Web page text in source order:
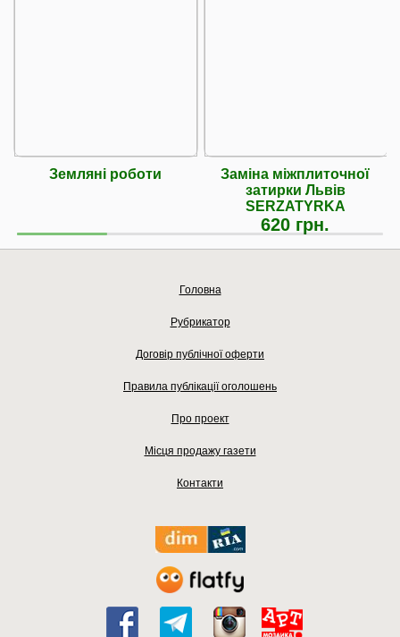
Земляні роботи
Заміна міжплиточної
затирки Львів
SERZATYRKA
620 грн.
Головна
Рубрикатор
Договір публічної оферти
Правила публікації оголошень
Про проект
Місця продажу газети
Контакти